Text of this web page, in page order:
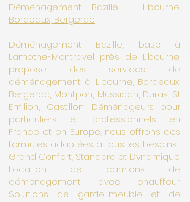
Déménagement Bazille - Libourne,
Bordeaux, Bergerac
Déménagement Bazille, basé à
Lamothe-Montravel près de Libourne,
propose des services de
déménagement à Libourne, Bordeaux,
Bergerac, Montpon, Mussidan, Duras, St
Emilion, Castillon. Déménageurs pour
particuliers et professionnels en
France et en Europe, nous offrons des
formules adaptées à tous les besoins :
Grand Confort, Standard et Dynamique.
Location de camions de
déménagement avec chauffeur.
Solutions de garde-meuble et de